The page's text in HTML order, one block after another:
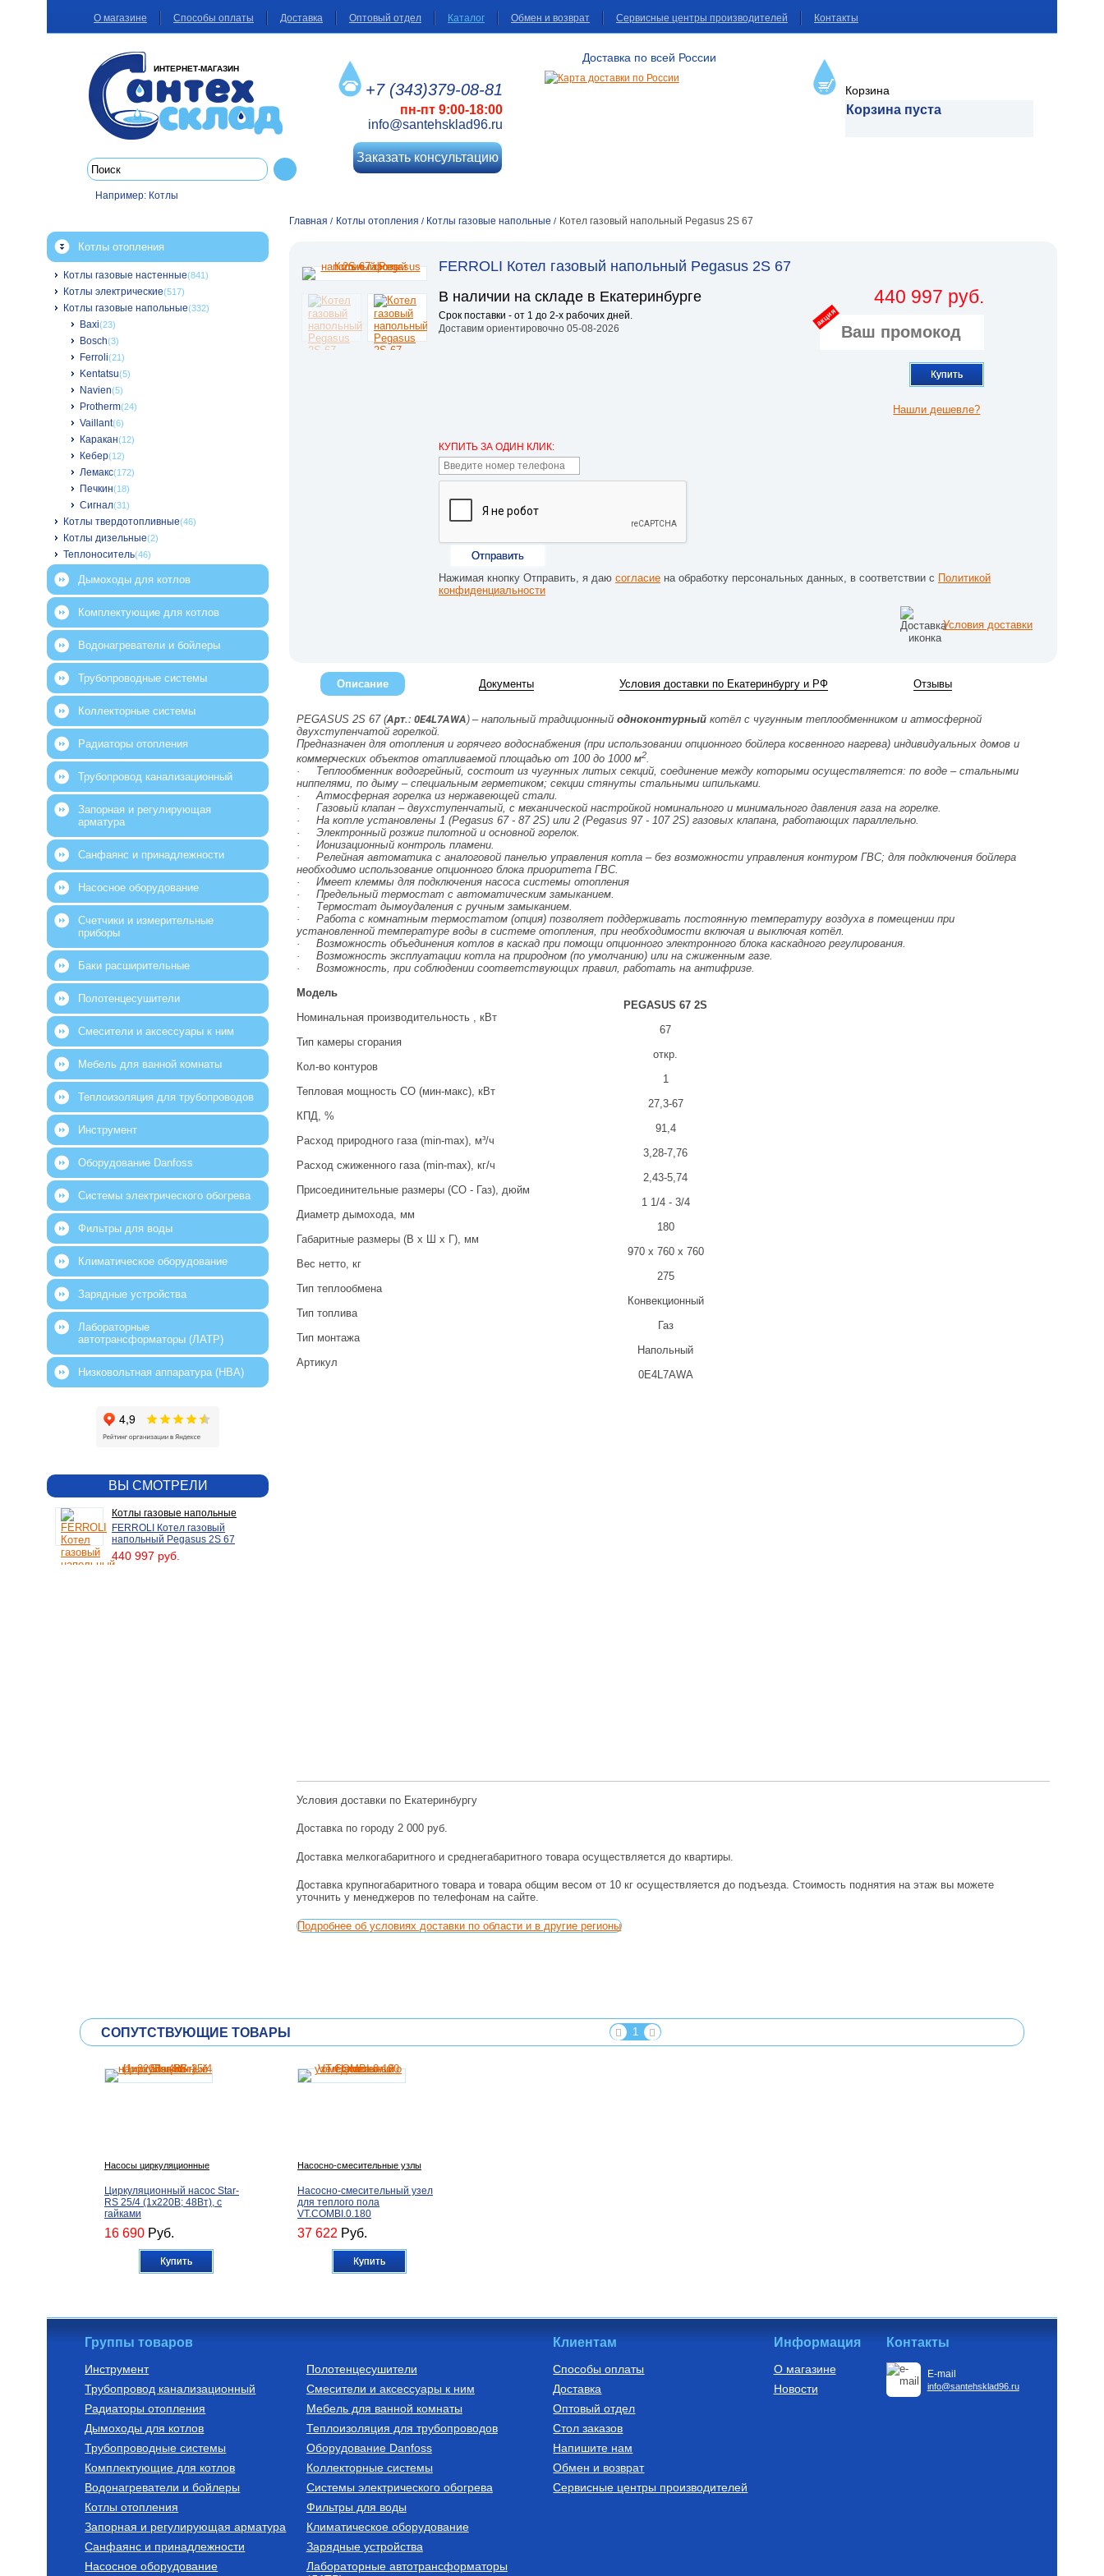
О магазине Способы оплаты Доставка Оптовый отдел Каталог Обмен и возврат Сервисные центры производителей Контакты
ИНТЕРНЕТ-МАГАЗИН
Например: Котлы
+7 (343)379-08-81
пн-пт 9:00-18:00
info@santehsklad96.ru
Заказать консультацию
Доставка по всей России
Корзина
Корзина пуста
Главная / Котлы отопления / Котлы газовые напольные / Котел газовый напольный Pegasus 2S 67
FERROLI Котел газовый напольный Pegasus 2S 67
В наличии на складе в Екатеринбурге
Срок поставки - от 1 до 2-х рабочих дней.
Доставим ориентировочно 05-08-2026
440 997 руб.
акция
Купить
Нашли дешевле?
КУПИТЬ ЗА ОДИН КЛИК:
Отправить
Нажимая кнопку Отправить, я даю согласие на обработку персональных данных, в соответствии с Политикой
конфиденциальности
Условия доставки
Описание Документы Условия доставки по Екатеринбургу и РФ Отзывы
PEGASUS2S 67 (Арт.: 0E4L7AWA)– напольный традиционныйодноконтурный котёл с чугунным теплообменником и атмосферной
двухступенчатой горелкой.
Предназначен для отопления и горячего водоснабжения (при использовании опционного бойлера косвенного нагрева) индивидуальных домов и
коммерческих объектов отапливаемой площадью от 100 до 1000 м2.
· Теплообменник водогрейный, состоит из чугунных литых секций, соединение между которыми осуществляется: по воде – стальными
ниппелями, по дыму – специальным герметиком; секции стянуты стальными шпильками.
· Атмосферная горелка из нержавеющей стали.
· Газовый клапан – двухступенчатый, с механической настройкой номинального и минимального давления газа на горелке.
· На котле установлены 1 (Pegasus 67 - 87 2S) или 2 (Pegasus 97 - 107 2S) газовых клапана, работающих параллельно.
· Электронный розжиг пилотной и основной горелок.
· Ионизационный контроль пламени.
· Релейная автоматика с аналоговой панелью управления котла – без возможности управления контуром ГВС; для подключения бойлера
необходимо использование опционного блока приоритета ГВС.
· Имеет клеммы для подключения насоса системы отопления
· Предельный термостат с автоматическим замыканием.
· Термостат дымоудаления с ручным замыканием.
· Работа с комнатным термостатом (опция) позволяет поддерживать постоянную температуру воздуха в помещении при
установленной температуре воды в системе отопления, при необходимости включая и выключая котёл.
· Возможность объединения котлов в каскад при помощи опционного электронного блока каскадного регулирования.
· Возможность эксплуатации котла на природном (по умолчанию) или на сжиженным газе.
· Возможность, при соблюдении соответствующих правил, работать на антифризе.
Модель
PEGASUS 67 2S
Номинальная производительность , кВт
67
Тип камеры сгорания
откр.
Кол-во контуров
1
Тепловая мощность СО (мин-макс), кВт
27,3-67
КПД, %
91,4
Расход природного газа (min-max), м³/ч
3,28-7,76
Расход сжиженного газа (min-max), кг/ч
2,43-5,74
Присоединительные размеры (CО - Газ), дюйм
1 1/4 - 3/4
Диаметр дымохода, мм
180
Габаритные размеры (В x Ш x Г), мм
970 x 760 x 760
Вес нетто, кг
275
Тип теплообмена
Конвекционный
Тип топлива
Газ
Тип монтажа
Напольный
Артикул
0E4L7AWA
Условия доставки по Екатеринбургу
Доставка по городу 2 000 руб.
Доставка мелкогабаритного и среднегабаритного товара осуществляется до квартиры.
Доставка крупногабаритного товара и товара общим весом от 10 кг осуществляется до подъезда. Стоимость поднятия на этаж вы можете
уточнить у менеджеров по телефонам на сайте.
Подробнее об условиях доставки по области и в другие регионы
Котлы отопления
Котлы газовые настенные(841)
Котлы электрические(517)
Котлы газовые напольные(332)
Baxi(23)
Bosch(3)
Ferroli(21)
Kentatsu(5)
Navien(5)
Protherm(24)
Vaillant(6)
Каракан(12)
Кебер(12)
Лемакс(172)
Печкин(18)
Сигнал(31)
Котлы твердотопливные(46)
Котлы дизельные(2)
Теплоноситель(46)
Дымоходы для котлов
Комплектующие для котлов
Водонагреватели и бойлеры
Трубопроводные системы
Коллекторные системы
Радиаторы отопления
Трубопровод канализационный
Запорная и регулирующая
арматура
Санфаянс и принадлежности
Насосное оборудование
Счетчики и измерительные
приборы
Баки расширительные
Полотенцесушители
Смесители и аксессуары к ним
Мебель для ванной комнаты
Теплоизоляция для трубопроводов
Инструмент
Оборудование Danfoss
Системы электрического обогрева
Фильтры для воды
Климатическое оборудование
Зарядные устройства
Лабораторные
автотрансформаторы (ЛАТР)
Низковольтная аппаратура (НВА)
ВЫ СМОТРЕЛИ
Котлы газовые напольные
FERROLI Котел газовый
напольный Pegasus 2S 67
440 997 руб.
СОПУТСТВУЮЩИЕ ТОВАРЫ 1
Насосы циркуляционные
Циркуляционный насос Star-
RS 25/4 (1х220В; 48Вт), с
гайками
16 690 Руб.
Купить
Насосно-смесительные узлы
Насосно-смесительный узел
для теплого пола
VT.COMBI.0.180
37 622 Руб.
Купить
Радиаторы алюминиевые
РАДИАТОР АЛЮМИНИЕВЫЙ
Optima 500/80/1
740Руб.
Купить
Трубы из сшитого полиэтилена
Труба из сшитого
полиэтилена с кислородным
SPX-0002-001620
149Руб.
Купить
Группы товаров
Инструмент
Трубопровод канализационный
Радиаторы отопления
Дымоходы для котлов
Трубопроводные системы
Комплектующие для котлов
Водонагреватели и бойлеры
Котлы отопления
Запорная и регулирующая арматура
Санфаянс и принадлежности
Насосное оборудование
Полотенцесушители
Смесители и аксессуары к ним
Мебель для ванной комнаты
Теплоизоляция для трубопроводов
Оборудование Danfoss
Коллекторные системы
Системы электрического обогрева
Фильтры для воды
Климатическое оборудование
Зарядные устройства
Лабораторные автотрансформаторы
Клиентам
Способы оплаты
Доставка
Оптовый отдел
Стол заказов
Напишите нам
Обмен и возврат
Сервисные центры производителей
Информация
О магазине
Новости
Контакты
E-mail
info@santehsklad96.ru